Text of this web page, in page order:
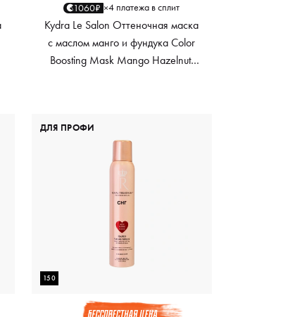
1060₽ ×4 платежа в сплит
Kydra Le Salon Оттеночная маска
с маслом манго и фундука Color
Boosting Mask Mango Hazelnut,
150
ДЛЯ ПРОФИ